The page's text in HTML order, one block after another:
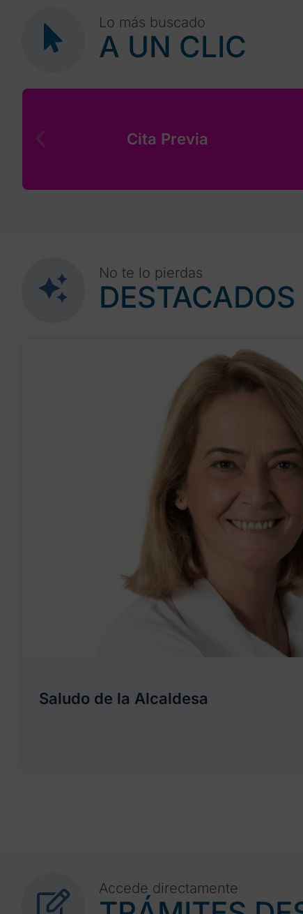
Lo más buscado
A UN CLIC
Cita Previa
No te lo pierdas
DESTACADOS
Saludo de la Alcaldesa
Accede directamente